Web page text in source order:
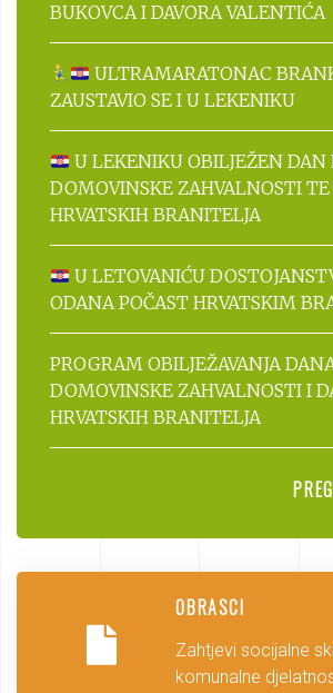
BUKOVCA I DAVORA VALENTIĆA
ULTRAMARATONAC
ZAUSTAVIO SE I U LEKENIKU
U LEKENIKU OBILJEŽEN DAN
DOMOVINSKE ZAHVALNOSTI
HRVATSKIH BRANITELJA
U LETOVANIĆU
ODANA POČAST HRVATSKIM
PROGRAM OBILJEŽAVANJA
DOMOVINSKE ZAHVALNOSTI I
HRVATSKIH BRANITELJA
OBRASCI
Zahtjevi socijalne
komunalne